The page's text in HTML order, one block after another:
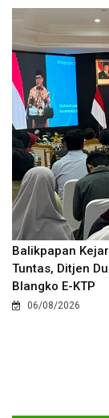
Balikpapan
Tuntas, Ditjen
Blangko E-KTP
06/08/2026